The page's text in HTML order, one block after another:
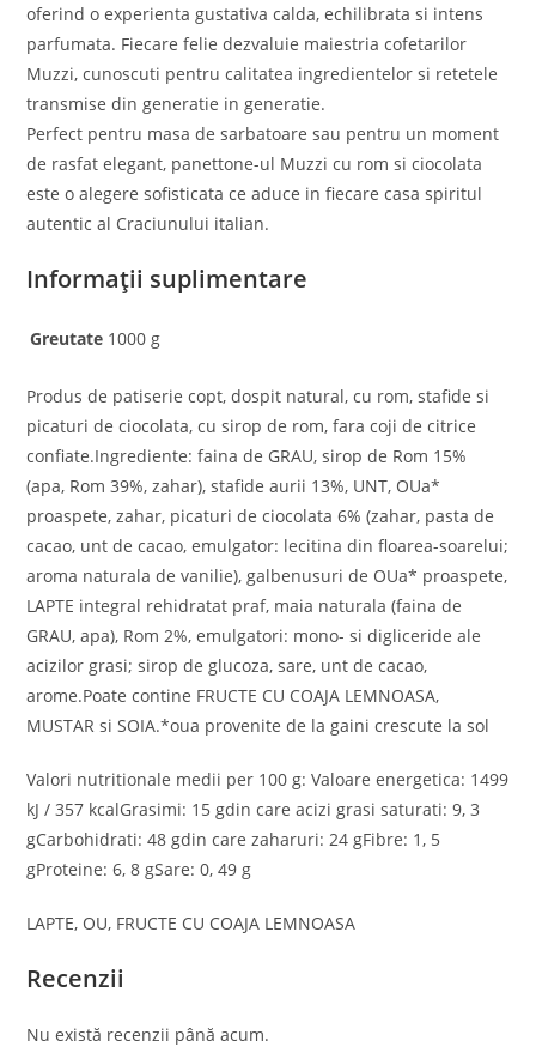
oferind o experienta gustativa calda, echilibrata si intens
parfumata. Fiecare felie dezvaluie maiestria cofetarilor
Muzzi, cunoscuti pentru calitatea ingredientelor si retetele
transmise din generatie in generatie.
Perfect pentru masa de sarbatoare sau pentru un moment
de rasfat elegant, panettone-ul Muzzi cu rom si ciocolata
este o alegere sofisticata ce aduce in fiecare casa spiritul
autentic al Craciunului italian.
Informații suplimentare
Greutate 1000 g
Produs de patiserie copt, dospit natural, cu rom, stafide si
picaturi de ciocolata, cu sirop de rom, fara coji de citrice
confiate.Ingrediente: faina de GRAU, sirop de Rom 15%
(apa, Rom 39%, zahar), stafide aurii 13%, UNT, OUa*
proaspete, zahar, picaturi de ciocolata 6% (zahar, pasta de
cacao, unt de cacao, emulgator: lecitina din floarea-soarelui;
aroma naturala de vanilie), galbenusuri de OUa* proaspete,
LAPTE integral rehidratat praf, maia naturala (faina de
GRAU, apa), Rom 2%, emulgatori: mono- si digliceride ale
acizilor grasi; sirop de glucoza, sare, unt de cacao,
arome.Poate contine FRUCTE CU COAJA LEMNOASA,
MUSTAR si SOIA.*oua provenite de la gaini crescute la sol
Valori nutritionale medii per 100 g: Valoare energetica: 1499
kJ / 357 kcalGrasimi: 15 gdin care acizi grasi saturati: 9, 3
gCarbohidrati: 48 gdin care zaharuri: 24 gFibre: 1, 5
gProteine: 6, 8 gSare: 0, 49 g
LAPTE, OU, FRUCTE CU COAJA LEMNOASA
Recenzii
Nu există recenzii până acum.